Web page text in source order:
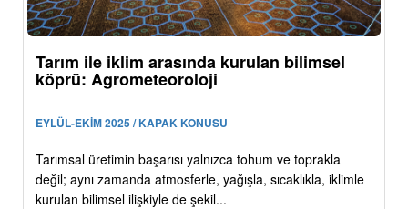
Tarım ile iklim arasında kurulan bilimsel
köprü: Agrometeoroloji
EYLÜL-EKİM 2025 / KAPAK KONUSU
Tarımsal üretimin başarısı yalnızca tohum ve toprakla
değil; aynı zamanda atmosferle, yağışla, sıcaklıkla, iklimle
kurulan bilimsel ilişkiyle de şekil...